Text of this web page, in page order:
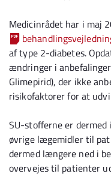
Medicinrådet har i maj
af type 2-diabetes.
ændringer i
Glimepirid), der ikke
risikofaktorer for at
SU-stofferne er
øvrige lægemidler til
dermed længere ned i
overvejes til patienter